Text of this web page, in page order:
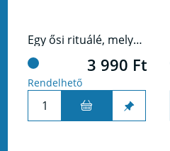
Egy ősi rituálé, melyben kiválasztják a legeszesebb törzsfőnököt, ez a Cabanga!
3 990 Ft
Rendelhető